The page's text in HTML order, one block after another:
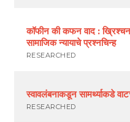
कॉफीन की कफन वाद : ख्रिश्चन
सामाजिक न्यायाचे प्रश्नचिन्ह
RESEARCHED
स्वावलंबनाकडून सामर्थ्याकडे
RESEARCHED